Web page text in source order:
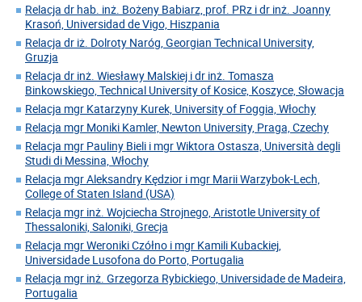
Relacja dr hab. inż. Bożeny Babiarz, prof. PRz i dr inż. Joanny
Krasoń, Universidad de Vigo, Hiszpania
Relacja dr iż. Dolroty Naróg, Georgian Technical University,
Gruzja
Relacja dr inż. Wiesławy Malskiej i dr inż. Tomasza
Binkowskiego, Technical University of Kosice, Koszyce, Słowacja
Relacja mgr Katarzyny Kurek, University of Foggia, Włochy
Relacja mgr Moniki Kamler, Newton University, Praga, Czechy
Relacja mgr Pauliny Bieli i mgr Wiktora Ostasza, Università degli
Studi di Messina, Włochy
Relacja mgr Aleksandry Kędzior i mgr Marii Warzybok-Lech,
College of Staten Island (USA)
Relacja mgr inż. Wojciecha Strojnego, Aristotle University of
Thessaloniki, Saloniki, Grecja
Relacja mgr Weroniki Czółno i mgr Kamili Kubackiej,
Universidade Lusofona do Porto, Portugalia
Relacja mgr inż. Grzegorza Rybickiego, Universidade de Madeira,
Portugalia